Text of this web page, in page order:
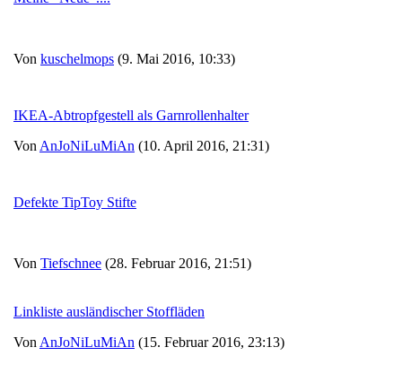
Von kuschelmops (9. Mai 2016, 10:33)
IKEA-Abtropfgestell als Garnrollenhalter
Von AnJoNiLuMiAn (10. April 2016, 21:31)
Defekte TipToy Stifte
Von Tiefschnee (28. Februar 2016, 21:51)
Linkliste ausländischer Stoffläden
Von AnJoNiLuMiAn (15. Februar 2016, 23:13)